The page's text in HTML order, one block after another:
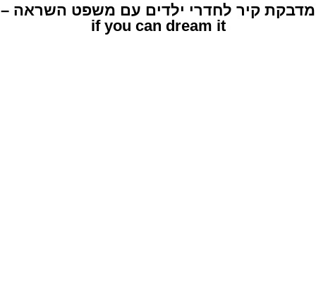
מדבקת קיר לחדרי ילדים עם משפט השראה –
if you can dream it